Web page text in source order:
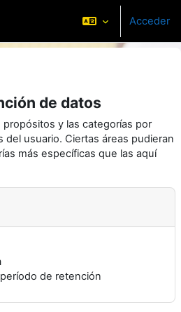
Acceder
de datos
y las categorías por
usuario. Ciertas áreas pudieran
más específicas que las aquí
de retención